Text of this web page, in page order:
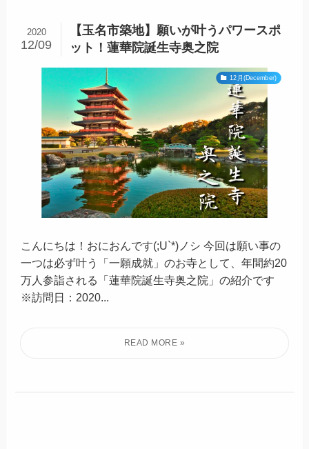
【玉名市築地】願いが叶うパワースポ
ット！蓮華院誕生寺奥之院
2020
12/09
12月(December)
こんにちは！おにおんです(;U`*)ノシ 今回は願い事の
一つは必ず叶う「一願成就」のお寺として、年間約20
万人参詣される「蓮華院誕生寺奥之院」の紹介です
※訪問日：2020...